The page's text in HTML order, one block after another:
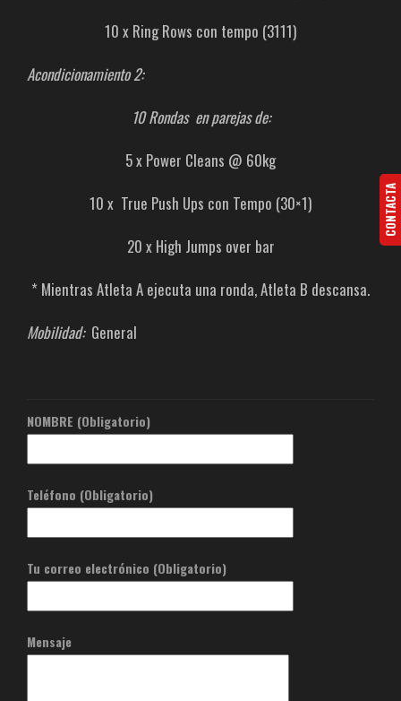
10 x Ring Rows con tempo (3111)
Acondicionamiento 2:
10 Rondas en parejas de:
5 x Power Cleans @ 60kg
10 x True Push Ups con Tempo (30×1)
20 x High Jumps over bar
* Mientras Atleta A ejecuta una ronda, Atleta B descansa.
Mobilidad: General
NOMBRE (Obligatorio)
Teléfono (Obligatorio)
Tu correo electrónico (Obligatorio)
Mensaje
CONTACTA